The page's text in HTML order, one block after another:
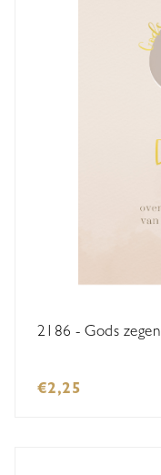
2186 - Gods zegen
€2,25